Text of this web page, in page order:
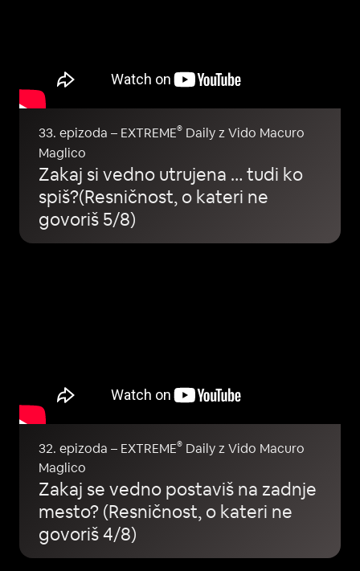
33. epizoda – EXTREME® Daily z Vido Macuro
Maglico
Zakaj si vedno utrujena … tudi ko
spiš?(Resničnost, o kateri ne
govoriš 5/8)
32. epizoda – EXTREME® Daily z Vido Macuro
Maglico
Zakaj se vedno postaviš na zadnje
mesto? (Resničnost, o kateri ne
govoriš 4/8)